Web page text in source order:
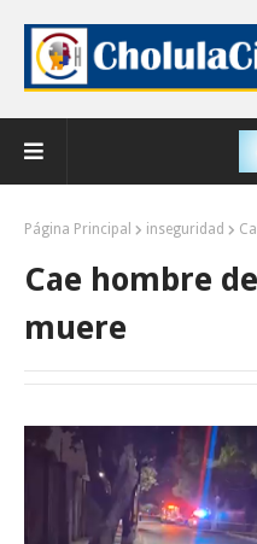
Página Principal inseguridad
Cae hombre
muere